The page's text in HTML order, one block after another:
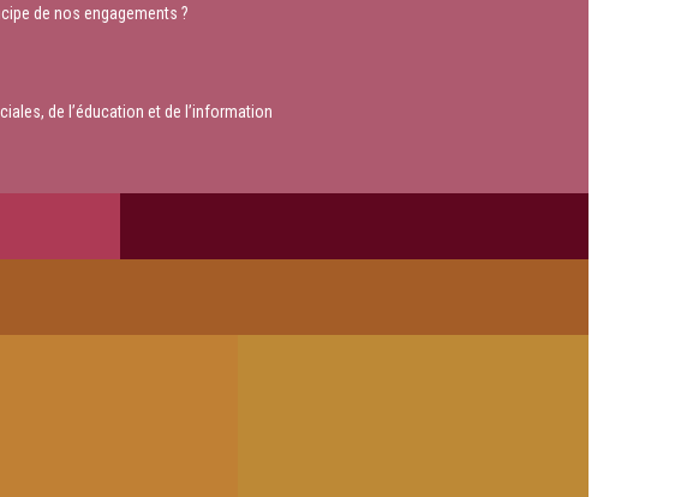
de nos engagements ?
de l’éducation et de l’information